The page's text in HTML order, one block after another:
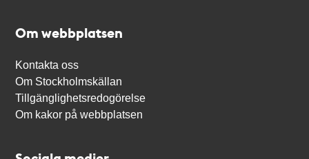
Om webbplatsen
Kontakta oss
Om Stockholmskällan
Tillgänglighetsredogörelse
Om kakor på webbplatsen